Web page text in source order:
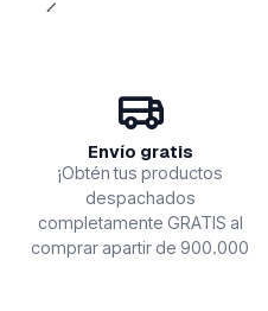
Envío gratis
¡Obtén tus productos
despachados
completamente GRATIS al
comprar apartir de 900.000